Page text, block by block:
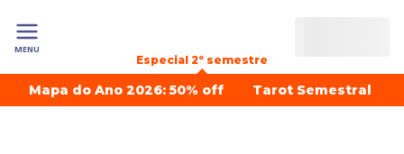
MENU
Especial 2º semestre
Mapa do Ano 2026: 50% off Tarot Semestral